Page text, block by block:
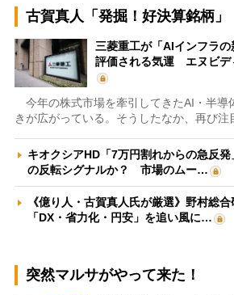
古賀真人「発掘！好決算銘柄」
三菱重工が「AIインフラ
評価される気運 エヌビ
今年の株式市場を牽引してきたAI・半導
きが広がっている。そうしたなか、再び注
キオクシアHD「7万円割れからの急反
の反転シグナルか？ 市場のムー…
《億り人・古賀真人氏が厳選》野村総
「DX・省力化・円安」を追い風に…
突然マルサがやって来た！